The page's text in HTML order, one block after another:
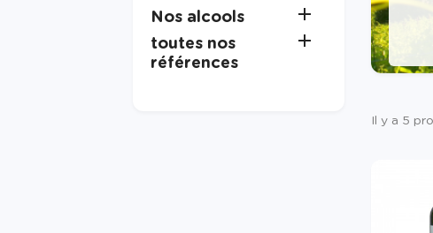
Nos alcools 
toutes nos
références

Il y a 5